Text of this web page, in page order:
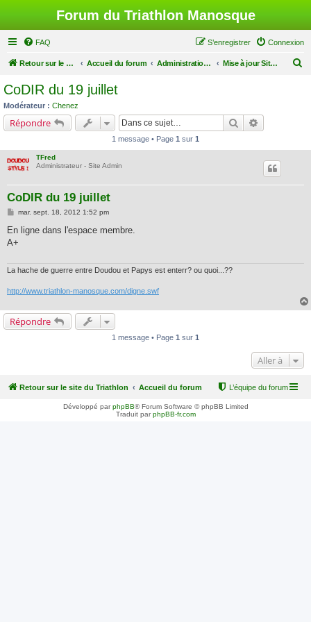
Forum du Triathlon Manosque
FAQ Connexion
S’enregistrer
Retour sur le site du Triathlon Accueil du forum Administration du Forum Mise à jour Site Web
CoDIR du 19 juillet
Modérateur : Chenez
Répondre Rechercher
1 message • Page 1 sur 1
TFred
Administrateur - Site Admin
CoDIR du 19 juillet
M
s
a
mar. sept. 18, 2012 1:52 pm
En ligne dans l'espace membre.
A+
La hache de guerre entre Doudou et Papys est enterr? ou quoi...??
http://www.triathlon-manosque.com/digne.swf
Répondre
1 message • Page 1 sur 1
Aller à
Retour sur le site du Triathlon Accueil du forum L’équipe du forum
Développé parphpBB® Forum Software © phpBB Limited
Traduit parphpBB-fr.com